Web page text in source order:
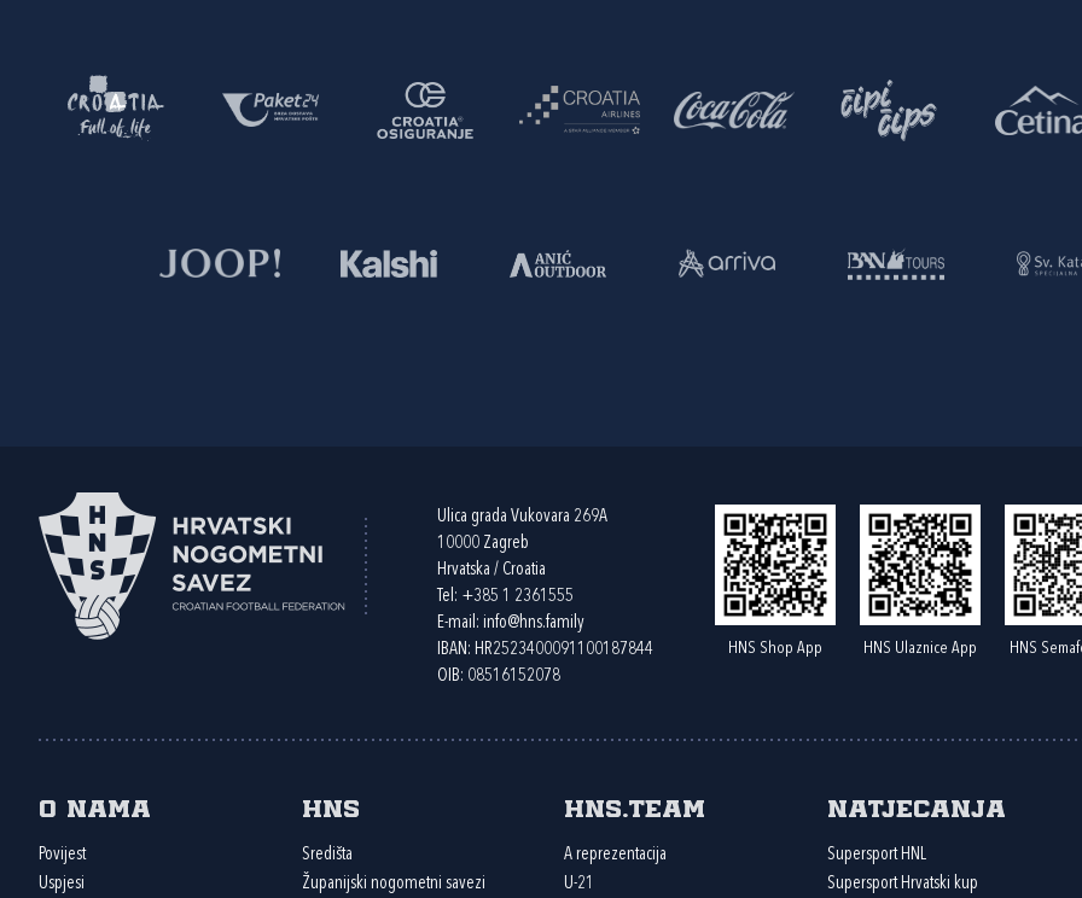
Ulica grada Vukovara 269A
10000 Zagreb
Hrvatska / Croatia
Tel: +385 1 2361555
E-mail: info@hns.family
IBAN: HR2523400091100187844
OIB: 08516152078
HNS Shop App HNS Ulaznice App HNS
O nama
Povijest
Uspjesi
HNS
Središta
Županijski nogometni savezi
HNS.team
A reprezentacija
U-21
Natjecanja
Supersport HNL
Supersport Hrvatski kup